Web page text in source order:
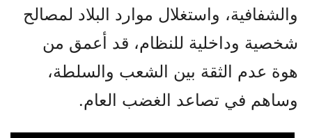
والشفافية، واستغلال موارد البلاد لمصالح
شخصية وداخلية للنظام، قد أعمق من
هوة عدم الثقة بين الشعب والسلطة،
وساهم في تصاعد الغضب العام.